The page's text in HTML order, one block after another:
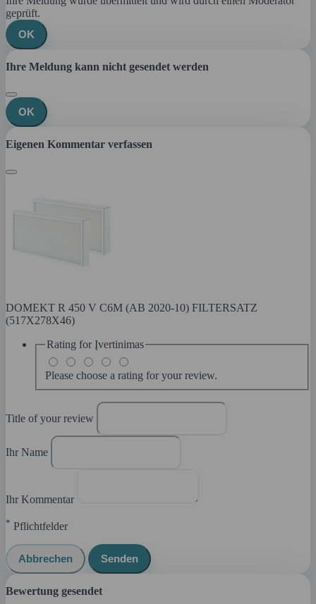
geprüft.
OK
Ihre Meldung kann nicht gesendet werden
OK
Eigenen Kommentar verfassen
DOMEKT R 450 V C6M (AB 2020-10) FILTERSATZ
(517X278X46)
Rating for Įvertinimas
Please choose a rating for your review.
Title of your review
Ihr Name
Ihr Kommentar
* Pflichtfelder
Abbrechen Senden
Bewertung gesendet